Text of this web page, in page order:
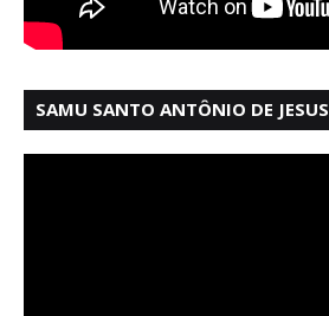
SAMU SANTO ANTÔNIO DE JESUS